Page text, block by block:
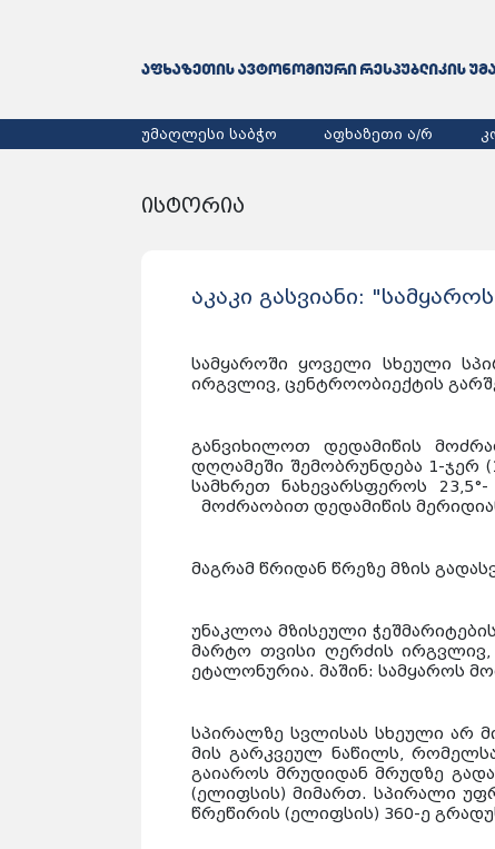
უმაღლესი საბჭო აფხაზეთი ა/რ
ისტორია
აკაკი გასვიანი:
სამყაროში ყოველი სხეული
ირგვლივ, ცენტროობიექტის
განვიხილოთ დედამიწის
დღღამეში შემობრუნდება 1-ჯერ
სამხრეთ ნახევარსფეროს
მოძრაობით დედამიწის
მაგრამ წრიდან წრეზე მზის
უნაკლოა მზისეული
მარტო თვისი ღერძის
ეტალონურია. მაშინ: სამყაროს
სპირალზე სვლისას სხეული არ
მის გარკვეულ ნაწილს,
გაიაროს მრუდიდან მრუდზე
(ელიფსის) მიმართ. სპირალი
წრეწირის (ელიფსის) 360-ე